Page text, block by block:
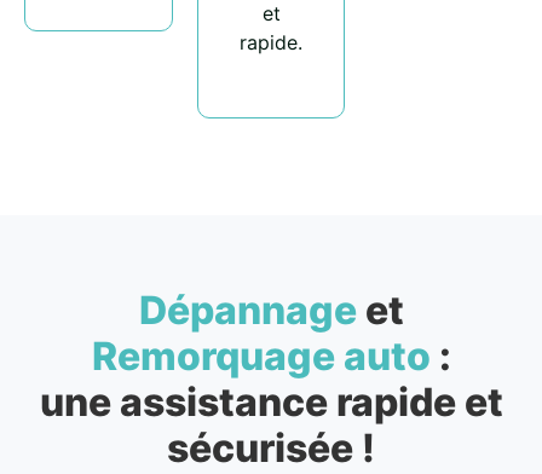
et
rapide.
Dépannageet
Remorquage auto :
une assistance rapide et
sécurisée !